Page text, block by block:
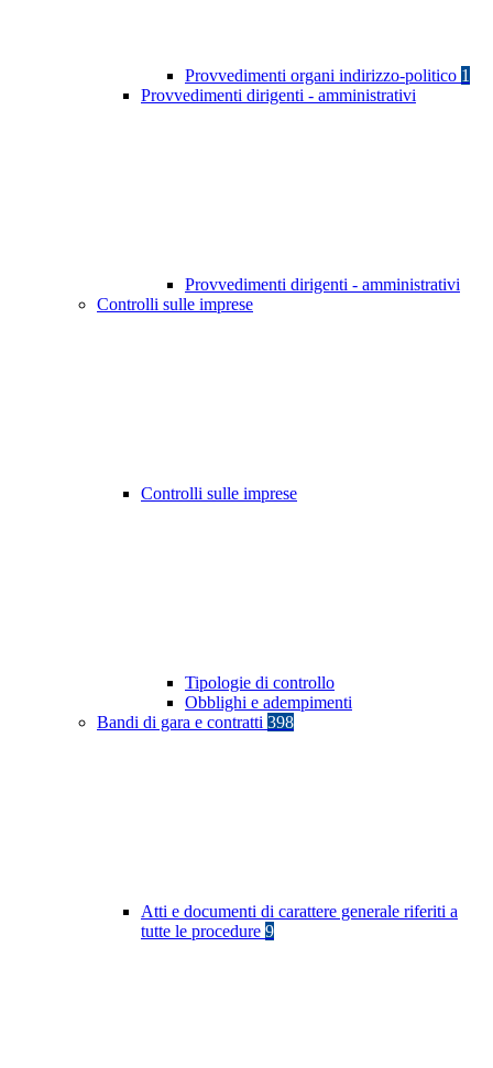
Provvedimenti organi indirizzo-politico 1
Provvedimenti dirigenti - amministrativi
Provvedimenti dirigenti - amministrativi
Controlli sulle imprese
Controlli sulle imprese
Tipologie di controllo
Obblighi e adempimenti
Bandi di gara e contratti 398
Atti e documenti di carattere generale riferiti a
tutte le procedure 9